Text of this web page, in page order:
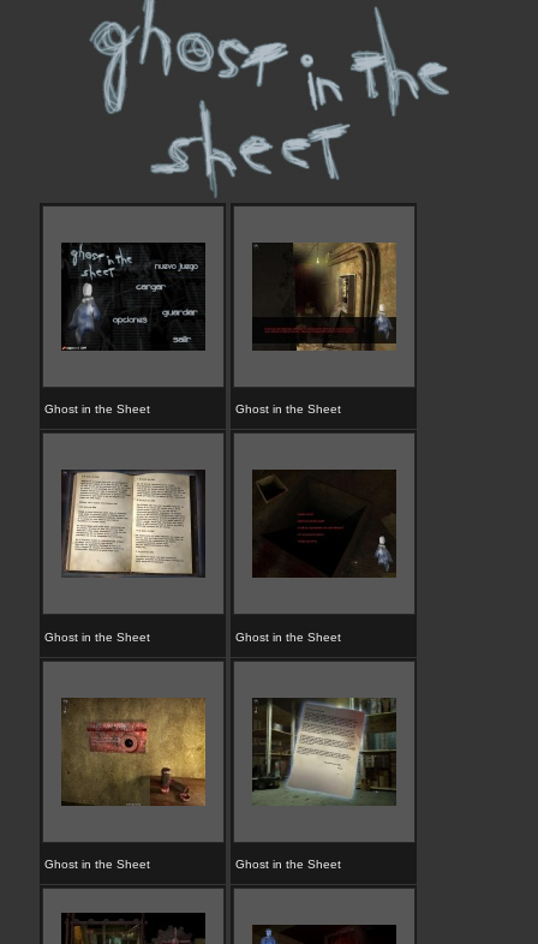
Ghost in the Sheet Ghost in the Sheet
Ghost in the Sheet Ghost in the Sheet
Ghost in the Sheet Ghost in the Sheet